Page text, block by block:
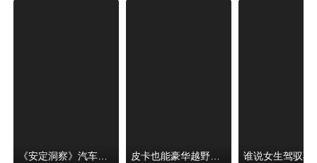
《安定洞察》汽车烧不烧油，和石油安全无关！ 皮卡也能豪华越野！纵横F700上市，限时卖29.99万起